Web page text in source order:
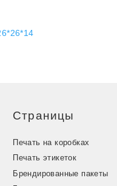
Страницы
Печать на коробках
Печать этикеток
Брендированные пакеты